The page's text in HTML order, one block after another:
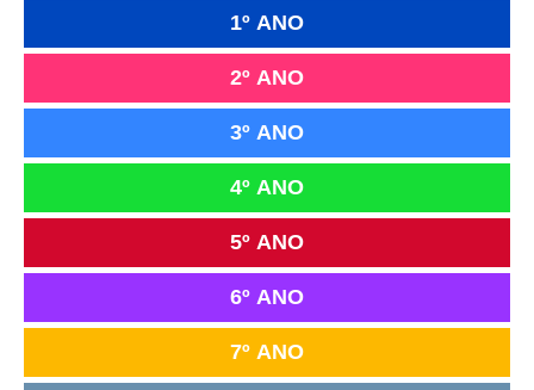
1º ANO
2º ANO
3º ANO
4º ANO
5º ANO
6º ANO
7º ANO